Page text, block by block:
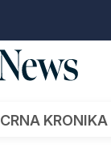
CRNA KRONIKA